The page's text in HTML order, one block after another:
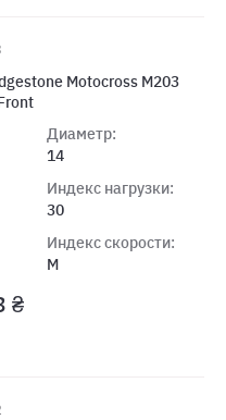
Motocross M203
Диаметр:
14
Индекс нагрузки:
30
Индекс скорости:
M
₴